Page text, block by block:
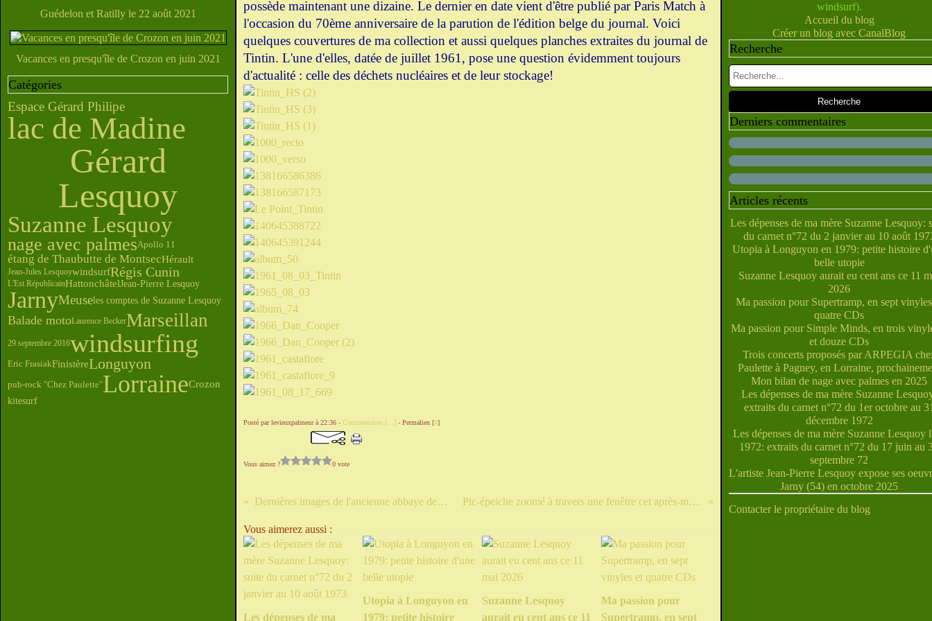
Guédelon et Ratilly le 22 août 2021
Vacances en presqu'île de Crozon en juin 2021
Catégories
Espace Gérard Philipe
lac de Madine
Gérard
Lesquoy
Suzanne Lesquoy
nage avec palmesApollo 11
étang de Thaubutte de MontsecHérault
Jean-Jules LesquoywindsurfRégis Cunin
L'Est RépublicainHattonchâtelJean-Pierre Lesquoy
JarnyMeuseles comptes de Suzanne Lesquoy
Balade motoLaurence BeckerMarseillan
29 septembre 2016windsurfing
Eric FrasiakFinistèreLonguyon
pub-rock "Chez Paulette"LorraineCrozon
kitesurf
possède maintenant une dizaine. Le dernier en date vient d'être publié par Paris Match à
l'occasion du 70ème anniversaire de la parution de l'édition belge du journal. Voici
quelques couvertures de ma collection et aussi quelques planches extraites du journal de
Tintin. L'une d'elles, datée de juillet 1961, pose une question évidemment toujours
d'actualité : celle des déchets nucléaires et de leur stockage!
Posté par levieuxpalmeur à 22:36 - Commentaires [ ] - Permalien [#]
Vous aimez ? 0 vote
Dernières images de l'ancienne abbaye des Vaux de Cernay Pic-épeiche zoomé à travers une fenêtre cet après-midi dans notre verger
Vous aimerez aussi :
Les dépenses de ma
Utopia à Longuyon en
1979: petite histoire
Suzanne Lesquoy
aurait eu cent ans ce 11
Ma passion pour
Supertramp, en sept
Février(10)
Janvier(14)
Mars(9)
Février(10)
Janvier(10)
Avril(5)
Mars(5)
Février(7)
Mai(10)
Avril(5)
Mars(6)
Janvier(6)
Juin(28)
Mai(28)
Avril(21)
Février(31)
Juillet(40)
Juin(27)
Mai(31)
Mars(38)
Janvier(35)
windsurf).
Accueil du blog
Créer un blog avec CanalBlog
Recherche
Derniers commentaires
Articles récents
Les dépenses de ma mère Suzanne Lesquoy:
du carnet n°72 du 2 janvier au 10 août
Utopia à Longuyon en 1979: petite histoire
belle utopie
Suzanne Lesquoy aurait eu cent ans ce 11
2026
Ma passion pour Supertramp, en sept
quatre CDs
Ma passion pour Simple Minds, en trois
et douze CDs
Trois concerts proposés par ARPEGIA
Paulette à Pagney, en Lorraine,
Mon bilan de nage avec palmes en 2025
Les dépenses de ma mère Suzanne
extraits du carnet n°72 du 1er octobre au
décembre 1972
Les dépenses de ma mère Suzanne Lesquoy
1972: extraits du carnet n°72 du 17 juin au
septembre 72
L'artiste Jean-Pierre Lesquoy expose ses
Jarny (54) en octobre 2025
Contacter le propriétaire du blog